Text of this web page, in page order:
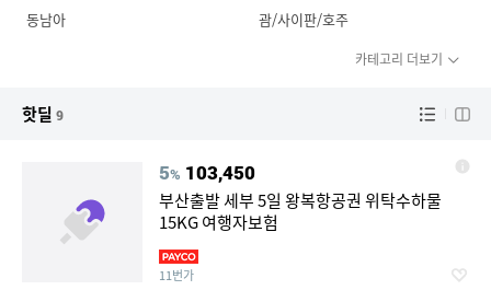
동남아
괌/사이판/호주
카테고리 더보기
핫딜 9
5% 103,450
부산출발 세부 5일 왕복항공권 위탁수하물
15KG 여행자보험
11번가